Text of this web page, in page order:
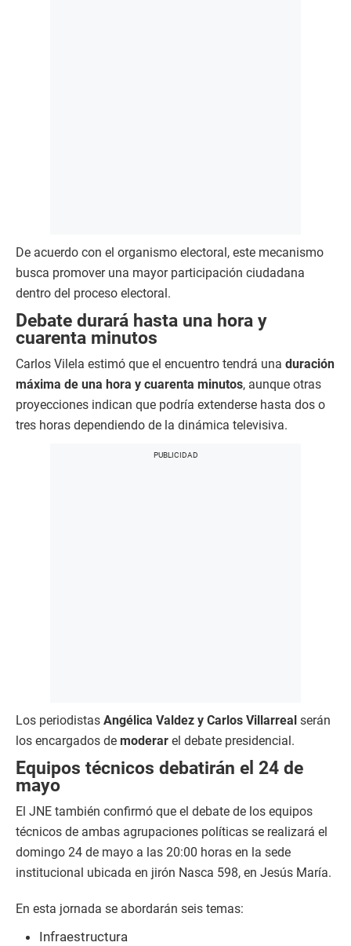
De acuerdo con el organismo electoral, este mecanismo
busca promover una mayor participación ciudadana
dentro del proceso electoral.
Debate durará hasta una hora y
cuarenta minutos
Carlos Vilela estimó que el encuentro tendrá una duración
máxima de una hora y cuarenta minutos, aunque otras
proyecciones indican que podría extenderse hasta dos o
tres horas dependiendo de la dinámica televisiva.
Los periodistas Angélica Valdez y Carlos Villarreal serán
los encargados de moderar el debate presidencial.
Equipos técnicos debatirán el 24 de
mayo
El JNE también confirmó que el debate de los equipos
técnicos de ambas agrupaciones políticas se realizará el
domingo 24 de mayo a las 20:00 horas en la sede
institucional ubicada en jirón Nasca 598, en Jesús María.
En esta jornada se abordarán seis temas:
Infraestructura